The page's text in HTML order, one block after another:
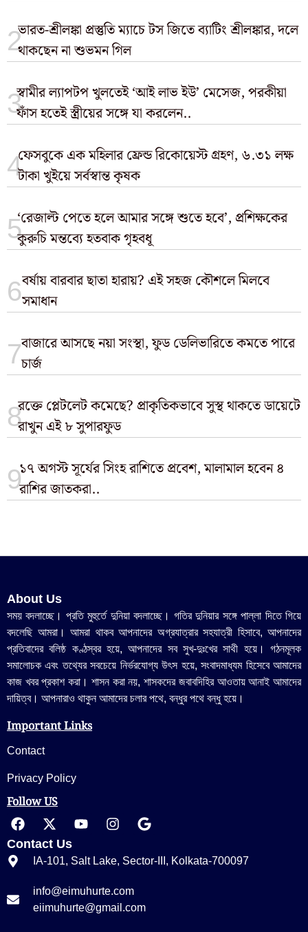
ভারত-শ্রীলঙ্কা প্রস্তুতি ম্যাচে টস জিতে ব্যাটিং শ্রীলঙ্কার, দলে
থাকছেন না শুভমন গিল
স্বামীর ল্যাপটপ খুলতেই ‘আই লাভ ইউ’ মেসেজ, পরকীয়া
ফাঁস হতেই স্ত্রীয়ের সঙ্গে যা করলেন..
ফেসবুকে এক মহিলার ফ্রেন্ড রিকোয়েস্ট গ্রহণ, ৬.৩১ লক্ষ
টাকা খুইয়ে সর্বস্বান্ত কৃষক
‘রেজাল্ট পেতে হলে আমার সঙ্গে শুতে হবে’, প্রশিক্ষকের
কুরুচি মন্তব্যে হতবাক গৃহবধূ
বর্ষায় বারবার ছাতা হারায়? এই সহজ কৌশলে মিলবে
সমাধান
বাজারে আসছে নয়া সংস্থা, ফুড ডেলিভারিতে কমতে পারে
চার্জ
রক্তে প্লেটলেট কমেছে? প্রাকৃতিকভাবে সুস্থ থাকতে ডায়েটে
রাখুন এই ৮ সুপারফুড
১৭ অগস্ট সূর্যের সিংহ রাশিতে প্রবেশ, মালামাল হবেন ৪
রাশির জাতকরা..
About Us
সময় বদলাচ্ছে। প্রতি মুহুর্তে দুনিয়া বদলাচ্ছে। গতির দুনিয়ার সঙ্গে পাল্লা দিতে গিয়ে
বদলেছি আমরা। আমরা থাকব আপনাদের অগ্রযাত্রার সহযাত্রী হিসাবে, আপনাদের
প্রতিবাদের বলিষ্ঠ কণ্ঠস্বর হয়ে, আপনাদের সব সুখ-দুঃখের সাথী হয়ে। গঠনমূলক
সমালোচক এবং তথ্যের সবচেয়ে নির্ভরযোগ্য উ‍ৎস হয়ে, সংবাদমাধ্যম হিসেবে আমাদের
কাজ খবর প্রকাশ করা। শাসন করা নয়, শাসকদের জবাবদিহির আওতায় আনাই আমাদের
দায়িত্ব। আপনারাও থাকুন আমাদের চলার পথে, বন্ধুর পথে বন্ধু হয়ে।
Important Links
Contact
Privacy Policy
Follow US
Contact Us
IA-101, Salt Lake, Sector-III, Kolkata-700097
info@eimuhurte.com
eiimuhurte@gmail.com